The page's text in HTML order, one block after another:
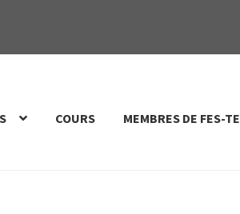
COURS MEMBRES DE FES-TE